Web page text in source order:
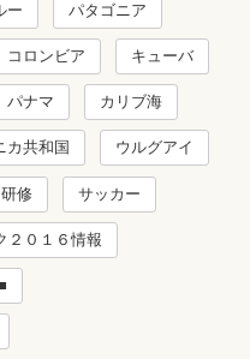
ー パタゴニア
コロンビア キューバ
パナマ カリブ海
カ共和国 ウルグアイ
修 サッカー
２０１６情報